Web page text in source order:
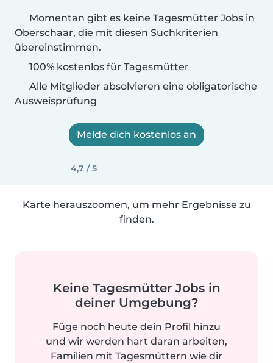
Momentan gibt es keine Tagesmütter Jobs in
Oberschaar, die mit diesen Suchkriterien
übereinstimmen.
100% kostenlos für Tagesmütter
Alle Mitglieder absolvieren eine obligatorische
Ausweisprüfung
Melde dich kostenlos an
4,7 / 5
Karte herauszoomen, um mehr Ergebnisse zu
finden.
Keine Tagesmütter Jobs in
deiner Umgebung?
Füge noch heute dein Profil hinzu
und wir werden hart daran arbeiten,
Familien mit Tagesmüttern wie dir